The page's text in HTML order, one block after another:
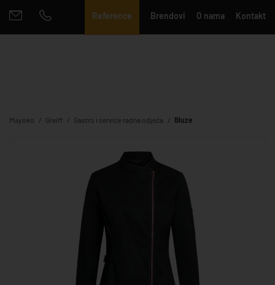
Reference Brendovi O nama Kontakt
Mayoko Greiff Gastro i service radna odjeća Bluze